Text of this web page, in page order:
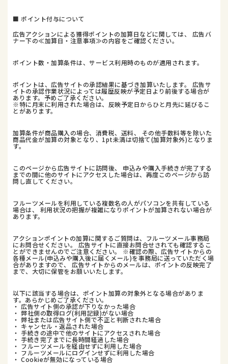
■ ポイント付与について
広告アクションによる獲得ポイントの加算日などに関しては、 広告バ
ナー下の≪加算日・注意事項≫の内容をご確認ください。
ポイント数・加算条件は、サービス利用時のものが適用されます。
ポイントは、広告サイトの承認結果に基づき加算いたします。 広告サ
イトの承認作業状況によっては履歴反映が予定日より前後する場合が
あります。予めご了承ください。
※特に月末に利用された場合は、反映予定日からひと月先に延びるこ
とがあります。
加算条件が商品購入の場合、消費税、送料、 その他手数料等を除いた
商品代金が加算の対象となり、1pt未満は切捨て(加算対象外)となりま
す。
このページから広告サイトに訪問後、 申込みや購入手続きが完了する
までの間に他のサイトにアクセスした場合は、再度このページから訪
問し直してください。
フルーツメールを利用している複数名の人がパソコンを共有している
場合は、 利用状況の把握が複雑になりポイントが加算されない場合が
あります。
アクションポイントの加算に関するご質問は、フルーツメール事務局
にお問合せください。 広告サイトに直接お問合せされても確認するこ
とができませんのでご注意ください。 ※確認の際、広告サイトからの
各種メール(申込みや購入後に届くメール)を事務局に送っていただく場
合がありますので、 広告サイトからのメールは、ポイントの反映完了
まで、大切に保管をお願いいたします。
以下に該当する場合は、ポイント加算の対象外となる場合がありま
す。あらかじめご了承ください。
・ 広告サイト側の承認が下りなかった場合
・ 弊社側の取得ログ(利用記録)がない場合
・ 弊社または広告サイト側で不正と判断された場合
・ キャンセル・返品された場合
・ 手続きの途中で他のサイトにアクセスされた場合
・ 手続き完了までに長時間経過した場合
・ フルーツメールを経由せずに利用した場合
・ フルーツメールにログインせずに利用した場合
・ Cookieが無効になっている場合